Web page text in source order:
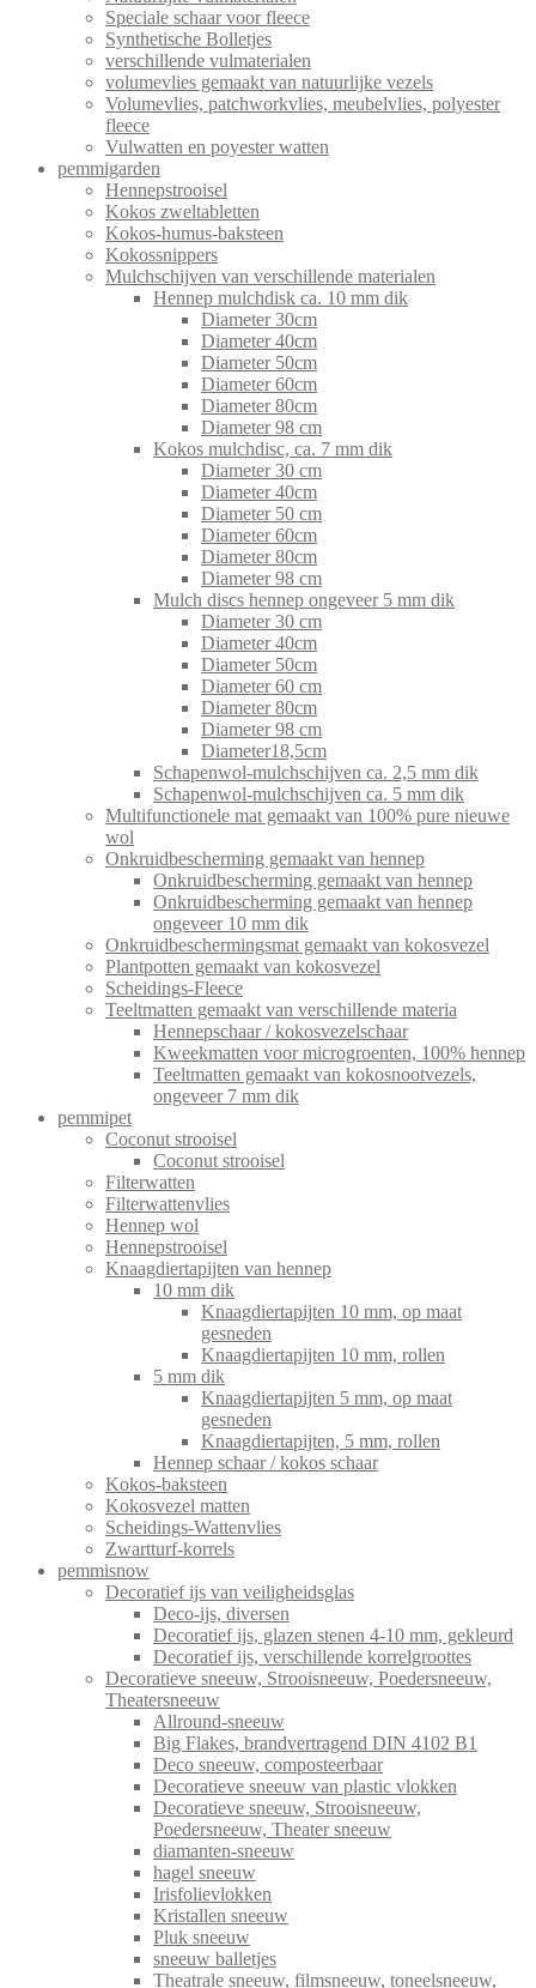
Speciale schaar voor fleece
Synthetische Bolletjes
verschillende vulmaterialen
volumevlies gemaakt van natuurlijke vezels
Volumevlies, patchworkvlies, meubelvlies, polyester
fleece
Vulwatten en poyester watten
pemmigarden
Hennepstrooisel
Kokos zweltabletten
Kokos-humus-baksteen
Kokossnippers
Mulchschijven van verschillende materialen
Hennep mulchdisk ca. 10 mm dik
Diameter 30cm
Diameter 40cm
Diameter 50cm
Diameter 60cm
Diameter 80cm
Diameter 98 cm
Kokos mulchdisc, ca. 7 mm dik
Diameter 30 cm
Diameter 40cm
Diameter 50 cm
Diameter 60cm
Diameter 80cm
Diameter 98 cm
Mulch discs hennep ongeveer 5 mm dik
Diameter 30 cm
Diameter 40cm
Diameter 50cm
Diameter 60 cm
Diameter 80cm
Diameter 98 cm
Diameter18,5cm
Schapenwol-mulchschijven ca. 2,5 mm dik
Schapenwol-mulchschijven ca. 5 mm dik
Multifunctionele mat gemaakt van 100% pure nieuwe
wol
Onkruidbescherming gemaakt van hennep
Onkruidbescherming gemaakt van hennep
Onkruidbescherming gemaakt van hennep
ongeveer 10 mm dik
Onkruidbeschermingsmat gemaakt van kokosvezel
Plantpotten gemaakt van kokosvezel
Scheidings-Fleece
Teeltmatten gemaakt van verschillende materia
Hennepschaar / kokosvezelschaar
Kweekmatten voor microgroenten, 100% hennep
Teeltmatten gemaakt van kokosnootvezels,
ongeveer 7 mm dik
pemmipet
Coconut strooisel
Coconut strooisel
Filterwatten
Filterwattenvlies
Hennep wol
Hennepstrooisel
Knaagdiertapijten van hennep
10 mm dik
Knaagdiertapijten 10 mm, op maat
gesneden
Knaagdiertapijten 10 mm, rollen
5 mm dik
Knaagdiertapijten 5 mm, op maat
gesneden
Knaagdiertapijten, 5 mm, rollen
Hennep schaar / kokos schaar
Kokos-baksteen
Kokosvezel matten
Scheidings-Wattenvlies
Zwartturf-korrels
pemmisnow
Decoratief ijs van veiligheidsglas
Deco-ijs, diversen
Decoratief ijs, glazen stenen 4-10 mm, gekleurd
Decoratief ijs, verschillende korrelgroottes
Decoratieve sneeuw, Strooisneeuw, Poedersneeuw,
Theatersneeuw
Allround-sneeuw
Big Flakes, brandvertragend DIN 4102 B1
Deco sneeuw, composteerbaar
Decoratieve sneeuw van plastic vlokken
Decoratieve sneeuw, Strooisneeuw,
Poedersneeuw, Theater sneeuw
diamanten-sneeuw
hagel sneeuw
Irisfolievlokken
Kristallen sneeuw
Pluk sneeuw
sneeuw balletjes
Theatrale sneeuw, filmsneeuw, toneelsneeuw,